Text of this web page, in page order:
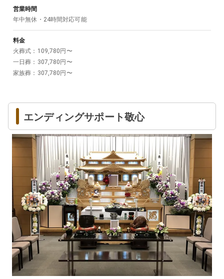
営業時間
年中無休・24時間対応可能
料金
火葬式 ： 109,780 円〜
一日葬 ： 307,780 円〜
家族葬 ： 307,780 円〜
エンディングサポート敬心